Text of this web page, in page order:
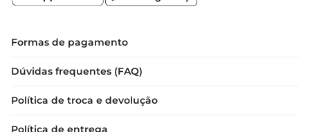
Formas de pagamento
Dúvidas frequentes (FAQ)
Política de troca e devolução
Política de entrega